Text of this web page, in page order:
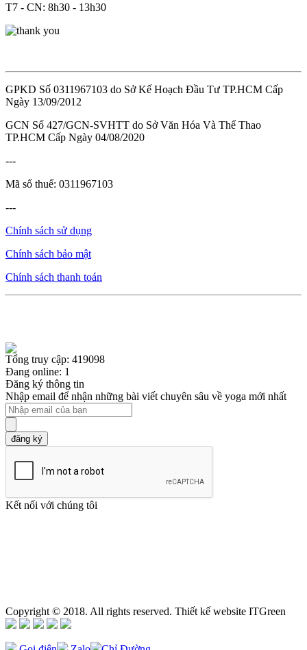
T7 - CN: 8h30 - 13h30
GPKD Số 0311967103 do Sở Kế Hoạch Đầu Tư TP.HCM Cấp
Ngày 13/09/2012
GCN Số 427/GCN-SVHTT do Sở Văn Hóa Và Thể Thao
TP.HCM Cấp Ngày 04/08/2020
---
Mã số thuế: 0311967103
---
Chính sách sử dụng
Chính sách bảo mật
Chính sách thanh toán
Tổng truy cập: 419098
Đang online: 1
Đăng ký thông tin
Nhập email để nhận những bài viết chuyên sâu về yoga mới nhất
đăng ký
Kết nối với chúng tôi
Copyright © 2018. All rights reserved. Thiết kế website ITGreen